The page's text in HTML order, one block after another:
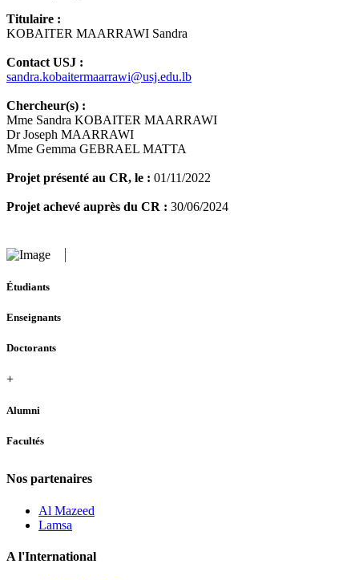
Titulaire :
KOBAITER MAARRAWI Sandra
Contact USJ :
sandra.kobaitermaarrawi@usj.edu.lb
Chercheur(s) :
Mme Sandra KOBAITER MAARRAWI
Dr Joseph MAARRAWI
Mme Gemma GEBRAEL MATTA
Projet présenté au CR, le : 01/11/2022
Projet achevé auprès du CR : 30/06/2024
Étudiants
Enseignants
Doctorants
+
Alumni
Facultés
Nos partenaires
Al Mazeed
Lamsa
A l'International